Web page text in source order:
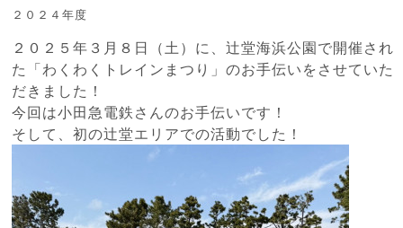
２０２４年度
２０２５年３月８日（土）に、辻堂海浜公園で開催され
た「わくわくトレインまつり」のお手伝いをさせていた
だきました！
今回は小田急電鉄さんのお手伝いです！
そして、初の辻堂エリアでの活動でした！